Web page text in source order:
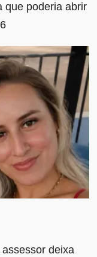
que poderia abrir
deixa